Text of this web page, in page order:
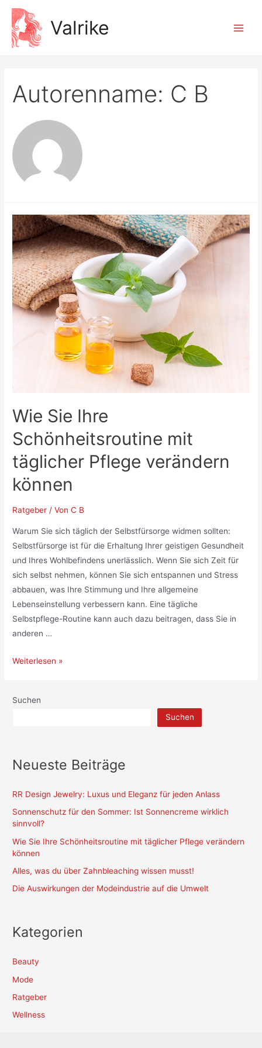
Zum
Inhalt
springen
Valrike
Autorenname: C B
Wie Sie Ihre
Schönheitsroutine mit
täglicher Pflege verändern
können
Ratgeber / VonC B
Warum Sie sich täglich der Selbstfürsorge widmen sollten:
Selbstfürsorge ist für die Erhaltung Ihrer geistigen Gesundheit
und Ihres Wohlbefindens unerlässlich. Wenn Sie sich Zeit für
sich selbst nehmen, können Sie sich entspannen und Stress
abbauen, was Ihre Stimmung und Ihre allgemeine
Lebenseinstellung verbessern kann. Eine tägliche
Selbstpflege-Routine kann auch dazu beitragen, dass Sie in
anderen …
Wie
Schönheitsroutine
verändern
Weiterlesen »
Suchen
Suchen
Neueste Beiträge
RR Design Jewelry: Luxus und Eleganz für jeden Anlass
Sonnenschutz für den Sommer: Ist Sonnencreme wirklich
sinnvoll?
Wie Sie Ihre Schönheitsroutine mit täglicher Pflege verändern
können
Alles, was du über Zahnbleaching wissen musst!
Die Auswirkungen der Modeindustrie auf die Umwelt
Kategorien
Beauty
Mode
Ratgeber
Wellness